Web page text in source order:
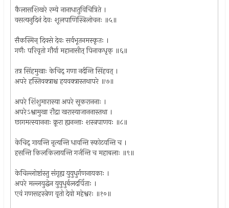
कैलासशिखरे रम्ये नानाधातुविचित्रिते ।
वसत्यनुदिनं देवः शूलपाणिस्त्रिलोचनः ॥५॥
सैकस्मिन् दिवसे देवः सर्वभूतनमस्कृतः ।
गणैः परिवृतो गौर्या महानासीत् पिनाकधृक् ॥६॥
तत्र सिंहमुखाः केचिद् गणा नर्दन्ति सिंहवत् ।
अपरे हस्तिवक्त्राश्च हयवक्त्रास्तथापरे ॥७॥
अपरे शिंशुमारास्या अपरे सूकराननाः ।
अपरेऽश्वामुखा रौद्रा खरास्याजाननास्तथा ।
छागमत्स्याननाः क्रूरा ह्यनन्ताः शस्त्रपाणयः ॥८॥
केचिद् गायन्ति नृत्यन्ति धावन्ति स्फोटयन्ति च ।
हसन्ति किलकिलायन्ति गर्जन्ति च महाबलाः ॥९॥
केचिल्लोष्टांस्तु संगृह्य युयुधुर्गणनायकाः ।
अपरे मल्लयुद्धेन युयुधुर्बलदर्पिताः ।
एवं गणसहस्त्रेण वृतो देवो महेश्वरः ॥१०॥